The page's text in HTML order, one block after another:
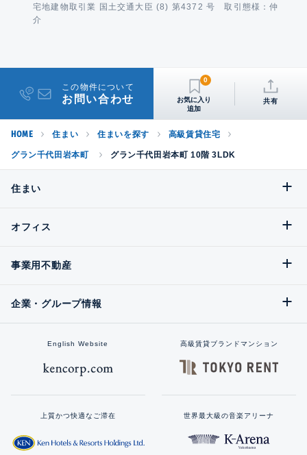
宅地建物取引業 国土交通大臣 (8) 第4372 号 取引態様：仲
介
この物件について
お問い合わせ
0
共有
HOME 住まい 住まいを探す 高級賃貸住宅
グラン千代田岩本町 グラン千代田岩本町 10階 3LDK
住まい
オフィス
事業用不動産
企業・グループ情報
English Website 高級賃貸ブランドマンション
上質かつ快適なご滞在 世界最大級の音楽アリーナ